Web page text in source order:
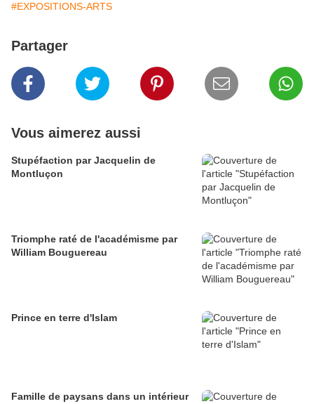
#EXPOSITIONS-ARTS
Partager
Vous aimerez aussi
Stupéfaction par Jacquelin de
Montluçon
Triomphe raté de l'académisme par
William Bouguereau
Prince en terre d'Islam
Famille de paysans dans un intérieur